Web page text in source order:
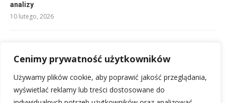
Cenimy prywatność użytkowników
Używamy plików cookie, aby poprawić jakość przeglądania,
wyświetlać reklamy lub treści dostosowane do
analizy
10 lutego, 2026
10 lutego, 2026
Składy Inter Miami vs FC Barcelona: Analiza jedenastek
11 lutego, 2026